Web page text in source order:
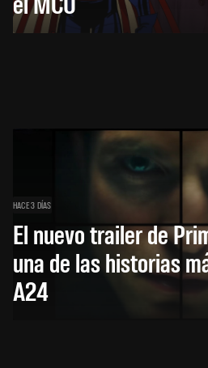
HACE 3 DÍAS
El nuevo trailer de
una de las historias
A24